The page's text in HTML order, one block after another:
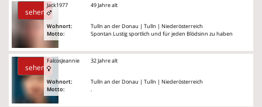
sehen
Jack1977
Wohnort:
Motto:
49 Jahre alt
Tulln an der Donau | Tulln | Niederösterreich
Spontan Lustig sportlich und für jeden Blödsinn zu haben
sehen
FalcosJeannie
Wohnort:
Motto:
32 Jahre alt
Tulln an der Donau | Tulln | Niederösterreich
.